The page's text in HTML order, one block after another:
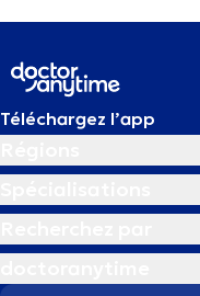
Téléchargez l’app